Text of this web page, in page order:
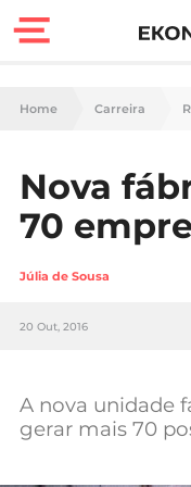
Finanças
Carreira
Home Carreira
Nova
70
Júlia de Sousa
20 Out, 2016
A nova unidade
gerar mais 70